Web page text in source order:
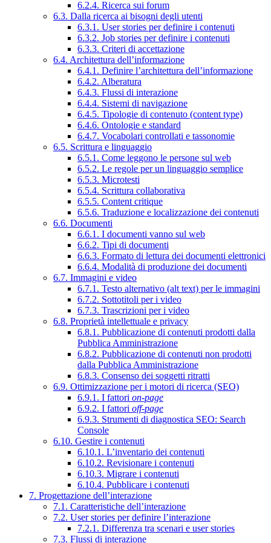
6.2.4. Ricerca sui forum
6.3. Dalla ricerca ai bisogni degli utenti
6.3.1. User stories per definire i contenuti
6.3.2. Job stories per definire i contenuti
6.3.3. Criteri di accettazione
6.4. Architettura dell’informazione
6.4.1. Definire l’architettura dell’informazione
6.4.2. Alberatura
6.4.3. Flussi di interazione
6.4.4. Sistemi di navigazione
6.4.5. Tipologie di contenuto (content type)
6.4.6. Ontologie e standard
6.4.7. Vocabolari controllati e tassonomie
6.5. Scrittura e linguaggio
6.5.1. Come leggono le persone sul web
6.5.2. Le regole per un linguaggio semplice
6.5.3. Microtesti
6.5.4. Scrittura collaborativa
6.5.5. Content critique
6.5.6. Traduzione e localizzazione dei contenuti
6.6. Documenti
6.6.1. I documenti vanno sul web
6.6.2. Tipi di documenti
6.6.3. Formato di lettura dei documenti elettronici
6.6.4. Modalità di produzione dei documenti
6.7. Immagini e video
6.7.1. Testo alternativo (alt text) per le immagini
6.7.2. Sottotitoli per i video
6.7.3. Trascrizioni per i video
6.8. Proprietà intellettuale e privacy
6.8.1. Pubblicazione di contenuti prodotti dalla
Pubblica Amministrazione
6.8.2. Pubblicazione di contenuti non prodotti
dalla Pubblica Amministrazione
6.8.3. Consenso dei soggetti ritratti
6.9. Ottimizzazione per i motori di ricerca (SEO)
6.9.1. I fattori on-page
6.9.2. I fattori off-page
6.9.3. Strumenti di diagnostica SEO: Search
Console
6.10. Gestire i contenuti
6.10.1. L’inventario dei contenuti
6.10.2. Revisionare i contenuti
6.10.3. Migrare i contenuti
6.10.4. Pubblicare i contenuti
7. Progettazione dell’interazione
7.1. Caratteristiche dell’interazione
7.2. User stories per definire l’interazione
7.2.1. Differenza tra scenari e user stories
7.3. Flussi di interazione